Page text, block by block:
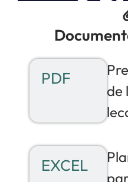
PDF
de
EXCEL